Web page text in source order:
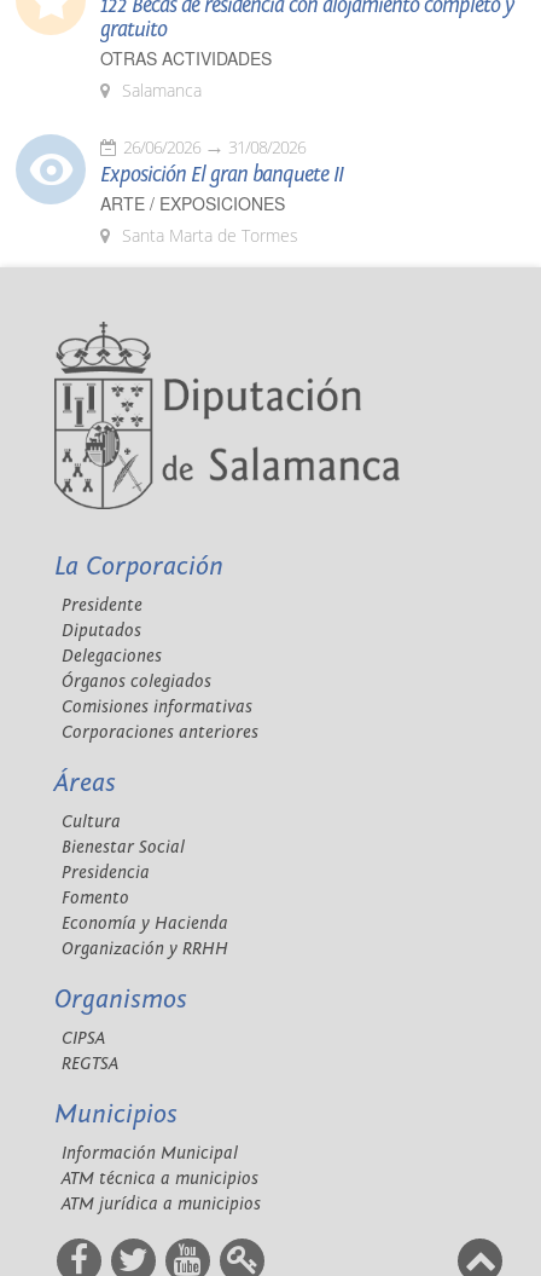
122 Becas de residencia con alojamiento completo y
gratuito
OTRAS ACTIVIDADES
Salamanca
26/06/2026 31/08/2026
Exposición El gran banquete II
ARTE / EXPOSICIONES
Santa Marta de Tormes
La Corporación
Presidente
Diputados
Delegaciones
Órganos colegiados
Comisiones informativas
Corporaciones anteriores
Áreas
Cultura
Bienestar Social
Presidencia
Fomento
Economía y Hacienda
Organización y RRHH
Organismos
CIPSA
REGTSA
Municipios
Información Municipal
ATM técnica a municipios
ATM jurídica a municipios